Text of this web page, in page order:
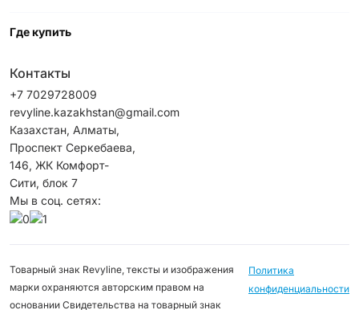
Где купить
Контакты
+7 7029728009
revyline.kazakhstan@gmail.com
Казахстан, Алматы,
Проспект Серкебаева,
146, ЖК Комфорт-
Сити, блок 7
Мы в соц. сетях:
Товарный знак Revyline, тексты и изображения
марки охраняются авторским правом на
основании Свидетельства на товарный знак
Политика
конфиденциальности